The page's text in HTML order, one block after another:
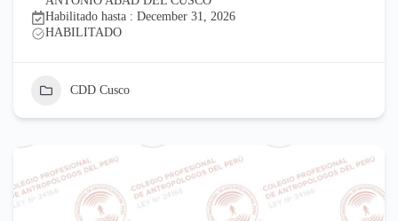
Habilitado hasta : December 31, 2026
HABILITADO
CDD Cusco